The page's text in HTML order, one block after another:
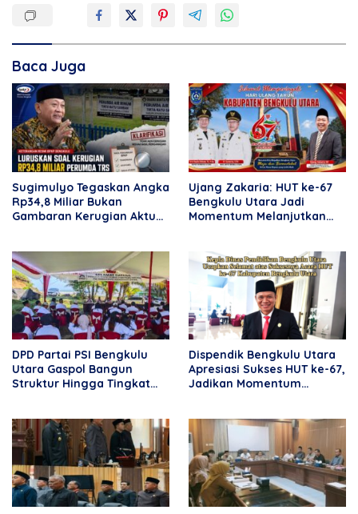
Baca Juga
Sugimulyo Tegaskan Angka
Rp34,8 Miliar Bukan
Gambaran Kerugian Aktual
Ujang Zakaria: HUT ke-67
Bengkulu Utara Jadi
Momentum Melanjutkan
DPD Partai PSI Bengkulu
Utara Gaspol Bangun
Struktur Hingga Tingkat
Dispendik Bengkulu Utara
Apresiasi Sukses HUT ke-67,
Jadikan Momentum